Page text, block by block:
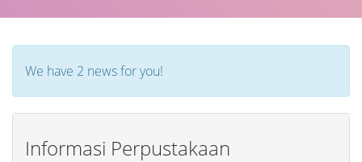
We have 2 news for you!
Informasi Perpustakaan